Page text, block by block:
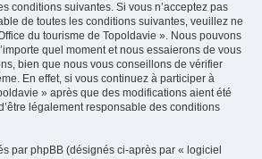
conditions suivantes. Si vous n’acceptez pas
de toutes les conditions suivantes, veuillez ne
du tourisme de Topoldavie ». Nous pouvons
quel moment et nous essaierons de vous
bien que nous vous conseillons de vérifier
En effet, si vous continuez à participer à
» après que des modifications aient été
légalement responsable des conditions
par phpBB (désignés ci-après par « logiciel